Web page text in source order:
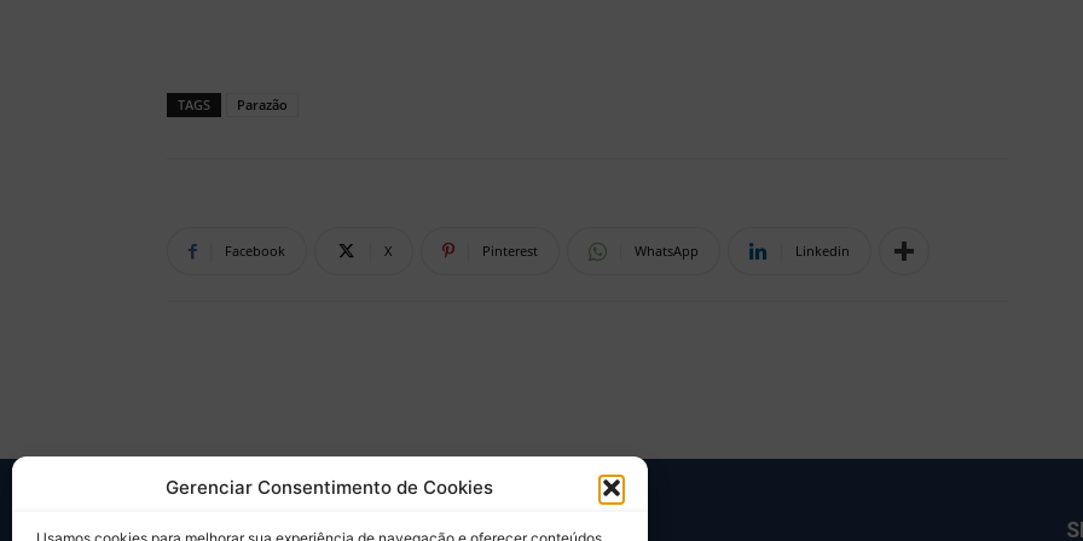
Gerenciar Consentimento de Cookies
TAGS Parazão
Facebook X Pinterest WhatsApp Linkedin
SOBRE NÓS